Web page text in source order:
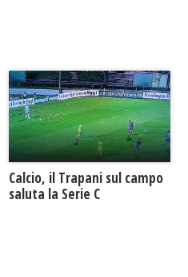
Calcio, il Trapani sul campo
saluta la Serie C